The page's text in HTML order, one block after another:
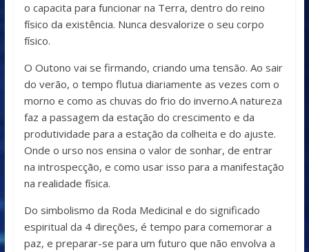
o capacita para funcionar na Terra, dentro do reino
físico da existência. Nunca desvalorize o seu corpo
físico.
O Outono vai se firmando, criando uma tensão. Ao sair
do verão, o tempo flutua diariamente as vezes com o
morno e como as chuvas do frio do inverno.A natureza
faz a passagem da estação do crescimento e da
produtividade para a estação da colheita e do ajuste.
Onde o urso nos ensina o valor de sonhar, de entrar
na introspecção, e como usar isso para a manifestação
na realidade física.
Do simbolismo da Roda Medicinal e do significado
espiritual da 4 direções, é tempo para comemorar a
paz, e preparar-se para um futuro que não envolva a